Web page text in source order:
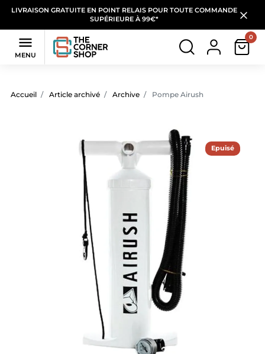
LIVRAISON GRATUITE EN POINT RELAIS POUR TOUTE COMMANDE
SUPÉRIEURE À 99€*

MENU
0
Accueil Article archivé Archive Pompe Airush
Epuisé